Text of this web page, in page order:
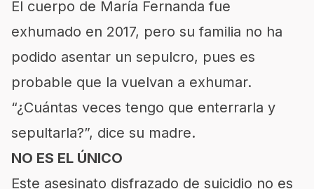
El cuerpo de María Fernanda fue
exhumado en 2017, pero su familia no ha
podido asentar un sepulcro, pues es
probable que la vuelvan a exhumar.
“¿Cuántas veces tengo que enterrarla y
sepultarla?”, dice su madre.
NO ES EL ÚNICO
Este asesinato disfrazado de suicidio no es